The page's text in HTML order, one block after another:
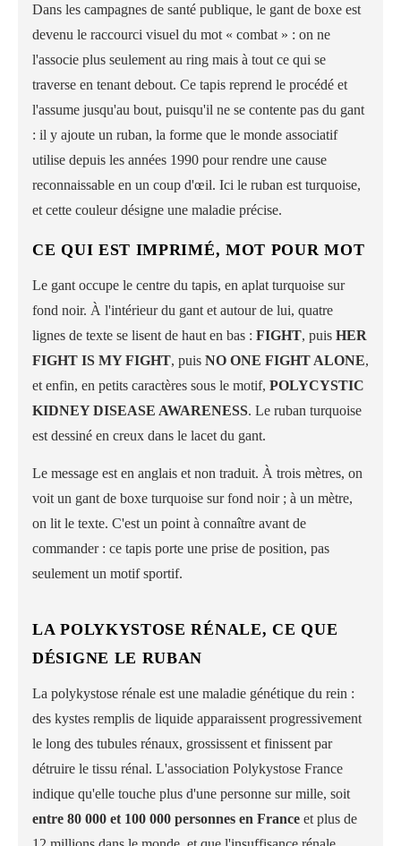
Dans les campagnes de santé publique, le gant de boxe est
devenu le raccourci visuel du mot « combat » : on ne
l'associe plus seulement au ring mais à tout ce qui se
traverse en tenant debout. Ce tapis reprend le procédé et
l'assume jusqu'au bout, puisqu'il ne se contente pas du gant
: il y ajoute un ruban, la forme que le monde associatif
utilise depuis les années 1990 pour rendre une cause
reconnaissable en un coup d'œil. Ici le ruban est turquoise,
et cette couleur désigne une maladie précise.
CE QUI EST IMPRIMÉ, MOT POUR MOT
Le gant occupe le centre du tapis, en aplat turquoise sur
fond noir. À l'intérieur du gant et autour de lui, quatre
lignes de texte se lisent de haut en bas : FIGHT, puis HER
FIGHT IS MY FIGHT, puis NO ONE FIGHT ALONE,
et enfin, en petits caractères sous le motif, POLYCYSTIC
KIDNEY DISEASE AWARENESS. Le ruban turquoise
est dessiné en creux dans le lacet du gant.
Le message est en anglais et non traduit. À trois mètres, on
voit un gant de boxe turquoise sur fond noir ; à un mètre,
on lit le texte. C'est un point à connaître avant de
commander : ce tapis porte une prise de position, pas
seulement un motif sportif.
LA POLYKYSTOSE RÉNALE, CE QUE
DÉSIGNE LE RUBAN
La polykystose rénale est une maladie génétique du rein :
des kystes remplis de liquide apparaissent progressivement
le long des tubules rénaux, grossissent et finissent par
détruire le tissu rénal. L'association Polykystose France
indique qu'elle touche plus d'une personne sur mille, soit
entre 80 000 et 100 000 personnes en France et plus de